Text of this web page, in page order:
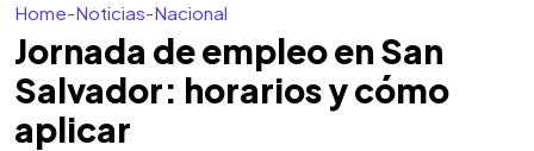
Home-Noticias-Nacional
Jornada de empleo en San
Salvador: horarios y cómo
aplicar